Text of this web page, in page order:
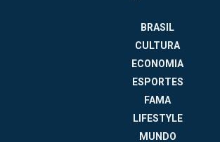
BRASIL
CULTURA
ECONOMIA
ESPORTES
FAMA
LIFESTYLE
MUNDO